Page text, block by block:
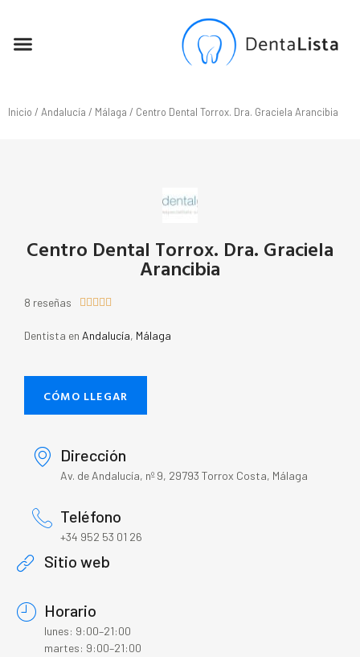
Inicio / Andalucía / Málaga / Centro Dental Torrox. Dra. Graciela Arancibia
Centro Dental Torrox. Dra. Graciela
Arancibia
8 reseñas     
Dentista en Andalucía, Málaga
CÓMO LLEGAR
Dirección
Av. de Andalucía, nº 9, 29793 Torrox Costa, Málaga
Teléfono
+34 952 53 01 26
Sitio web
Horario
lunes: 9:00–21:00
martes: 9:00–21:00